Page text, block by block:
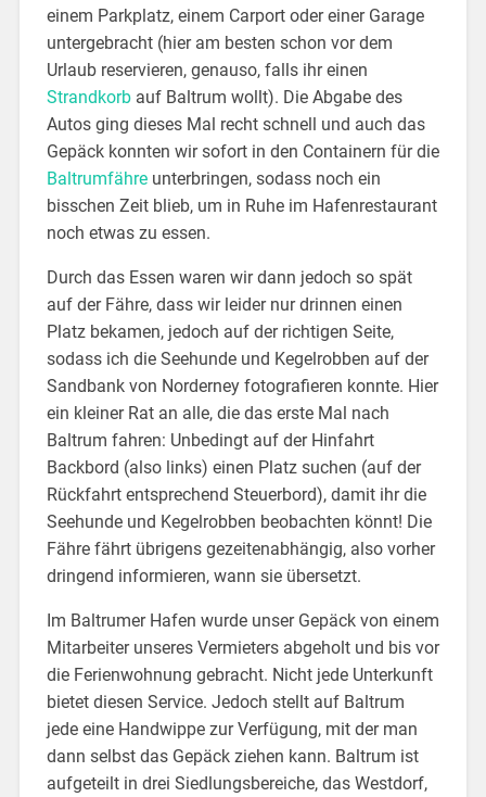
einem Parkplatz, einem Carport oder einer Garage
untergebracht (hier am besten schon vor dem
Urlaub reservieren, genauso, falls ihr einen
Strandkorbauf Baltrum wollt). Die Abgabe des
Autos ging dieses Mal recht schnell und auch das
Gepäck konnten wir sofort in den Containern für die
Baltrumfähre unterbringen, sodass noch ein
bisschen Zeit blieb, um in Ruhe im Hafenrestaurant
noch etwas zu essen.
Durch das Essen waren wir dann jedoch so spät
auf der Fähre, dass wir leider nur drinnen einen
Platz bekamen, jedoch auf der richtigen Seite,
sodass ich die Seehunde und Kegelrobben auf der
Sandbank von Norderney fotografieren konnte. Hier
ein kleiner Rat an alle, die das erste Mal nach
Baltrum fahren: Unbedingt auf der Hinfahrt
Backbord (also links) einen Platz suchen (auf der
Rückfahrt entsprechend Steuerbord), damit ihr die
Seehunde und Kegelrobben beobachten könnt! Die
Fähre fährt übrigens gezeitenabhängig, also vorher
dringend informieren, wann sie übersetzt.
Im Baltrumer Hafen wurde unser Gepäck von einem
Mitarbeiter unseres Vermieters abgeholt und bis vor
die Ferienwohnung gebracht. Nicht jede Unterkunft
bietet diesen Service. Jedoch stellt auf Baltrum
jede eine Handwippe zur Verfügung, mit der man
dann selbst das Gepäck ziehen kann. Baltrum ist
aufgeteilt in drei Siedlungsbereiche, das Westdorf,